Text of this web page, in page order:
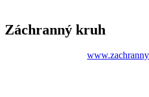
Záchranný kruh